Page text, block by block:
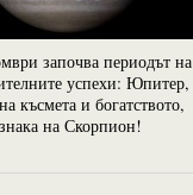
започва периодът на
успехи: Юпитер,
късмета и богатството,
на Скорпион!